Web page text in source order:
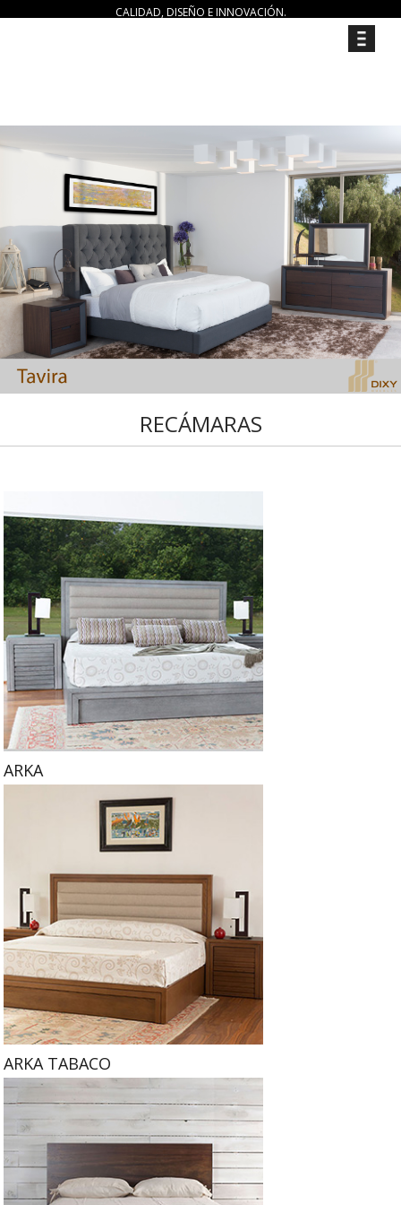
CALIDAD, DISEÑO E INNOVACIÓN.
RECÁMARAS
ARKA
ARKA TABACO